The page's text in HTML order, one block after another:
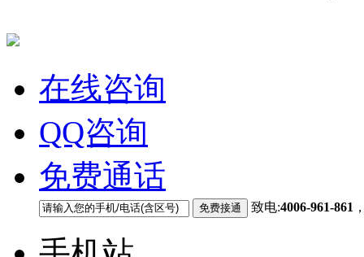
在线咨询
QQ咨询
免费通话
致电:4006-961-861